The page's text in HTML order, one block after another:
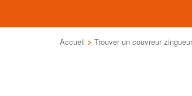
Accueil > Trouver un couvreur zingueur